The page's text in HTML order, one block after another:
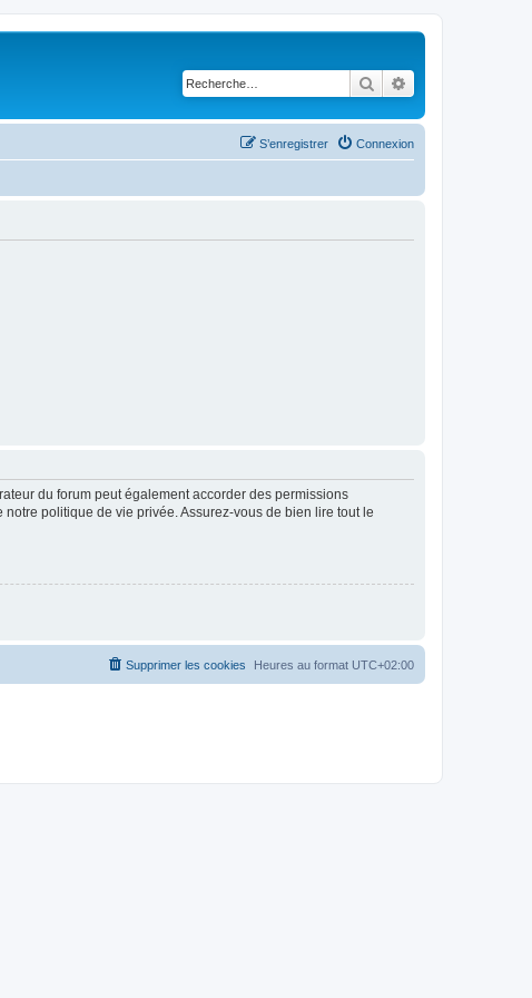
Rechercher
Connexion
S’enregistrer
du forum peut également accorder des permissions
politique de vie privée. Assurez-vous de bien lire tout le
Heures au format UTC+02:00
Supprimer les cookies